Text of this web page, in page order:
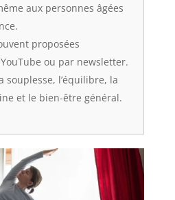
aux personnes âgées
proposées
ou par newsletter.
souplesse, l’équilibre, la
et le bien-être général.